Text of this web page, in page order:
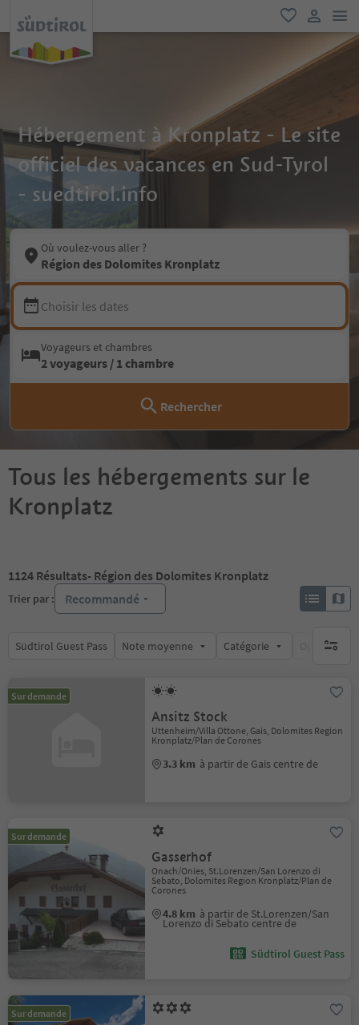
favori
lien
Hébergement à Kronplatz - Le site
officiel des vacances en Sud-Tyrol
- suedtirol.info
Où voulez-vous aller ?
Région des Dolomites Kronplatz
Choisir les dates
Voyageurs et chambres
2 voyageurs / 1 chambre
Rechercher
Tous les hébergements sur le
Kronplatz
1124 Résultats- Région des Dolomites Kronplatz
Trier par : Recommandé
Südtirol Guest Pass Note moyenne Catégorie Options de
aucun
Sur demande
Ansitz Stock
Uttenheim/Villa Ottone, Gais, Dolomites Region
Kronplatz/Plan de Corones
3.3 km à partir de Gais centre de
Sur demande
Gasserhof
Onach/Onies, St.Lorenzen/San Lorenzo di
Sebato, Dolomites Region Kronplatz/Plan de
Corones
4.8 km à partir de St.Lorenzen/San
Lorenzo di Sebato centre de
Südtirol Guest Pass
Sur demande